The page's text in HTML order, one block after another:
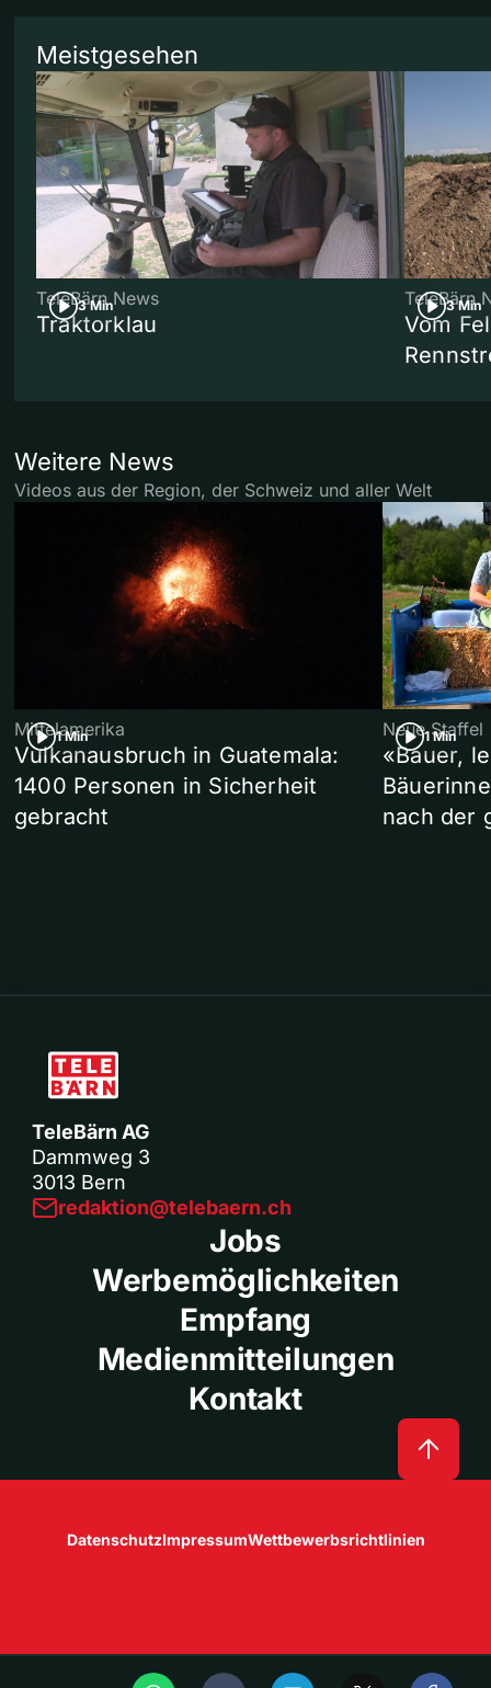
Meistgesehen
3 Min
TeleBärn News
Traktorklau
3 Min
TeleBärn
Vom
Weitere News
Videos aus der Region, der Schweiz und aller Welt
1 Min
Mittelamerika
Vulkanausbruch in Guatemala:
1400 Personen in Sicherheit
gebracht
1 Min
Neue Staffel
«Bauer,
nach der
TeleBärn AG
Dammweg 3
3013 Bern
redaktion@telebaern.ch
Jobs
Werbemöglichkeiten
Empfang
Medienmitteilungen
Kontakt
DatenschutzImpressumWettbewerbsrichtlinien